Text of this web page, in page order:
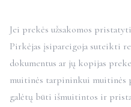
Jei prekės užsakomos
Pirkėjas įsipareigoja suteikti
dokumentus ar jų kopijas
muitinės tarpininkui muitinės
galėtų būti išmuitintos ir